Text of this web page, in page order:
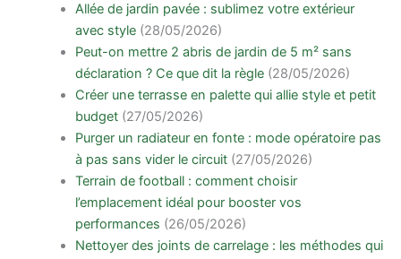
Allée de jardin pavée : sublimez votre extérieur
avec style (28/05/2026)
Peut-on mettre 2 abris de jardin de 5 m² sans
déclaration ? Ce que dit la règle (28/05/2026)
Créer une terrasse en palette qui allie style et petit
budget (27/05/2026)
Purger un radiateur en fonte : mode opératoire pas
à pas sans vider le circuit (27/05/2026)
Terrain de football : comment choisir
l’emplacement idéal pour booster vos
performances (26/05/2026)
Nettoyer des joints de carrelage : les méthodes qui